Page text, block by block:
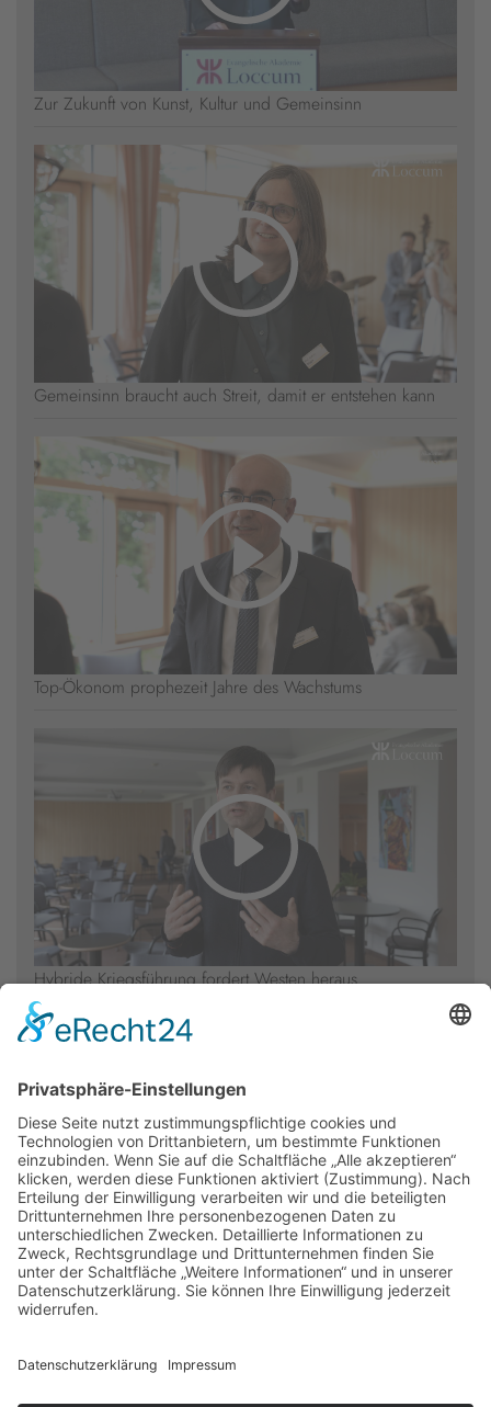
Zur Zukunft von Kunst, Kultur und Gemeinsinn
Gemeinsinn braucht auch Streit, damit er entstehen kann
Top-Ökonom prophezeit Jahre des Wachstums
Hybride Kriegsführung fordert Westen heraus
Newsletter
Presse
Anfahrt
Partner
Schutzkonzept
Datenschutz
Impressum